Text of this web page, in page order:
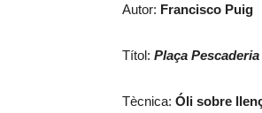
Autor: Francisco Puig
Títol: Plaça Pescaderia
Tècnica: Óli sobre